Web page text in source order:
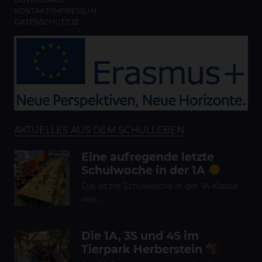
KONTAKT/IMPRESSUM
DATENSCHUTZ
AKTUELLES AUS DEM SCHULLEBEN
Eine aufregende letzte
Schulwoche in der 1A
Die letzte Schulwoche in der 1A-Klasse
war…
Die 1A, 3S und 4S im
Tierpark Herberstein